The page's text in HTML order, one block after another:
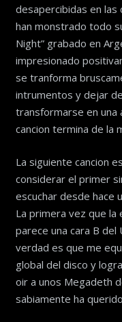
desapercibidas en
han monstrado todo
Night” grabado en
impresionado
se tranforma
intrumentos y dejar
transformarse en una
cancion termina de la
La siguiente cancion
considerar el primer
escuchar desde hace
La primera vez que la
parece una cara B del
verdad es que me
global del disco y
oir a unos Megadeth
sabiamente ha